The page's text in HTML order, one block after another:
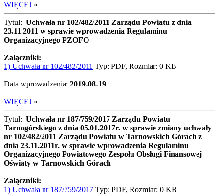
WIĘCEJ »
Tytuł: Uchwała nr 102/482/2011 Zarządu Powiatu z dnia
23.11.2011 w sprawie wprowadzenia Regulaminu
Organizacyjnego PZOFO
Załączniki:
1) Uchwała nr 102/482/2011 Typ: PDF, Rozmiar: 0 KB
Data wprowadzenia: 2019-08-19
WIĘCEJ »
Tytuł: Uchwała nr 187/759/2017 Zarządu Powiatu
Tarnogórskiego z dnia 05.01.2017r. w sprawie zmiany uchwały
nr 102/482/2011 Zarządu Powiatu w Tarnowskich Górach z
dnia 23.11.2011r. w sprawie wprowadzenia Regulaminu
Organizacyjnego Powiatowego Zespołu Obsługi Finansowej
Oświaty w Tarnowskich Górach
Załączniki:
1) Uchwała nr 187/759/2017 Typ: PDF, Rozmiar: 0 KB